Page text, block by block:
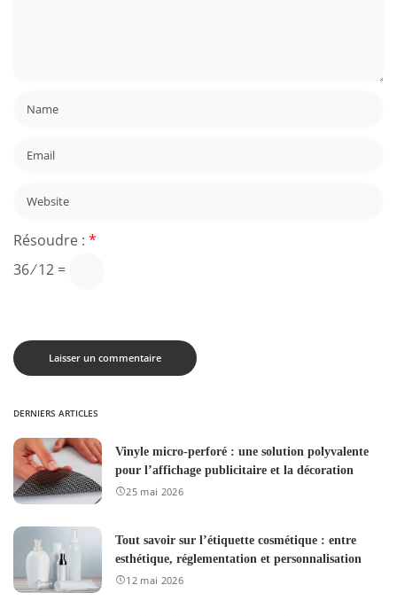
Résoudre : *
36 ⁄ 12 =
DERNIERS ARTICLES
Vinyle micro-perforé : une solution polyvalente
pour l’affichage publicitaire et la décoration
25 mai 2026
Tout savoir sur l’étiquette cosmétique : entre
esthétique, réglementation et personnalisation
12 mai 2026